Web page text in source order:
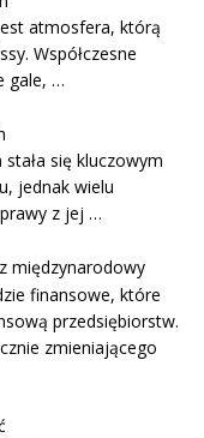
atmosfera, którą
Współczesne
gale, …
się kluczowym
jednak wielu
z jej …
międzynarodowy
finansowe, które
przedsiębiorstw.
zmieniającego